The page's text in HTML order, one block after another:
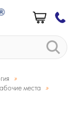
»
места »